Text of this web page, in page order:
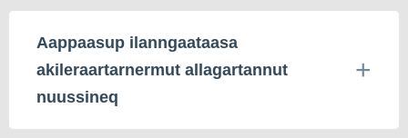
Aappaasup ilanngaataasa
akileraartarnermut allagartannut
nuussineq